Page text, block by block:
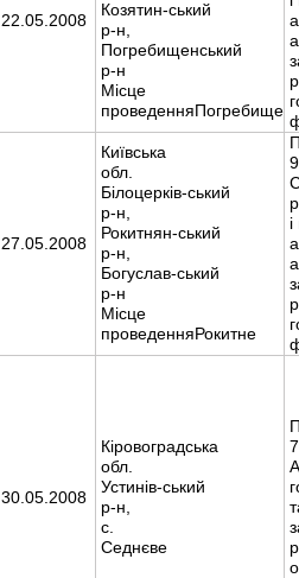
22.05.2008
Козятин-ський
р-н,
Погребищенський
р-н
Місце
проведенняПогребище
27.05.2008
Київська
обл.
Білоцерків-ський
р-н,
Рокитнян-ський
р-н,
Богуслав-ський
р-н
Місце
проведенняРокитне
30.05.2008
Кіровоградська
обл.
Устинів-ський
р-н,
с.
Седнєве